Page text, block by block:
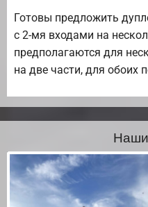
Готовы предложить
с 2-мя входами на
предполагаются для
на две части, для обоих